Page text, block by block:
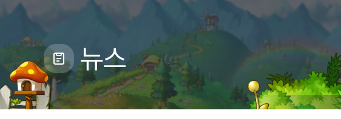
업데이트
캐시샵 공지
메이플 알림판
with maple
직업소개
확률형 아이템
NEXON NOW
컨텐츠 랭킹
메
뉴스